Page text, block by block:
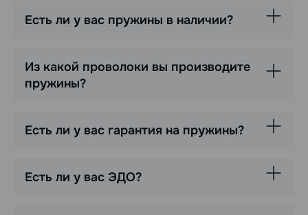
Есть ли у вас пружины в наличии?
Из какой проволоки вы производите
пружины?
Есть ли у вас гарантия на пружины?
Есть ли у вас ЭДО?